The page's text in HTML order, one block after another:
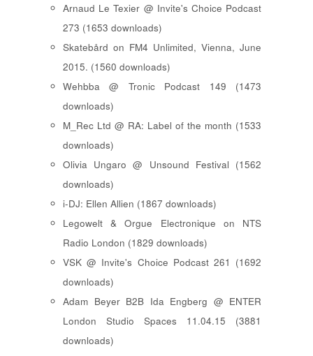
Arnaud Le Texier @ Invite's Choice Podcast
273 (1653 downloads)
Skatebård on FM4 Unlimited, Vienna, June
2015. (1560 downloads)
Wehbba @ Tronic Podcast 149 (1473
downloads)
M_Rec Ltd @ RA: Label of the month (1533
downloads)
Olivia Ungaro @ Unsound Festival (1562
downloads)
i-DJ: Ellen Allien (1867 downloads)
Legowelt & Orgue Electronique on NTS
Radio London (1829 downloads)
VSK @ Invite's Choice Podcast 261 (1692
downloads)
Adam Beyer B2B Ida Engberg @ ENTER
London Studio Spaces 11.04.15 (3881
downloads)